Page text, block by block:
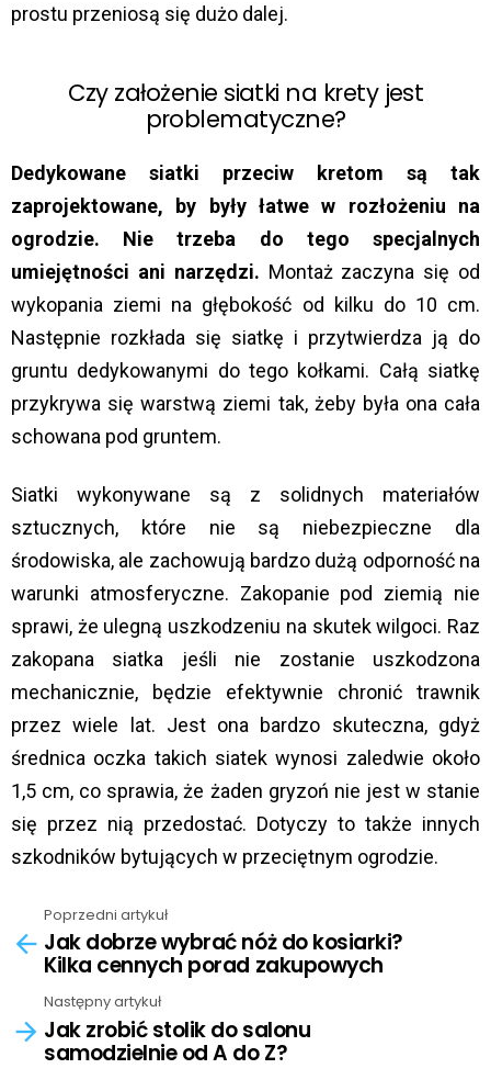
prostu przeniosą się dużo dalej.
Czy założenie siatki na krety jest
problematyczne?
Dedykowane siatki przeciw kretom są tak
zaprojektowane, by były łatwe w rozłożeniu na
ogrodzie. Nie trzeba do tego specjalnych
umiejętności ani narzędzi. Montaż zaczyna się od
wykopania ziemi na głębokość od kilku do 10 cm.
Następnie rozkłada się siatkę i przytwierdza ją do
gruntu dedykowanymi do tego kołkami. Całą siatkę
przykrywa się warstwą ziemi tak, żeby była ona cała
schowana pod gruntem.
Siatki wykonywane są z solidnych materiałów
sztucznych, które nie są niebezpieczne dla
środowiska, ale zachowują bardzo dużą odporność na
warunki atmosferyczne. Zakopanie pod ziemią nie
sprawi, że ulegną uszkodzeniu na skutek wilgoci. Raz
zakopana siatka jeśli nie zostanie uszkodzona
mechanicznie, będzie efektywnie chronić trawnik
przez wiele lat. Jest ona bardzo skuteczna, gdyż
średnica oczka takich siatek wynosi zaledwie około
1,5 cm, co sprawia, że żaden gryzoń nie jest w stanie
się przez nią przedostać. Dotyczy to także innych
szkodników bytujących w przeciętnym ogrodzie.
more
Poprzedni artykuł
Jak dobrze wybrać nóż do kosiarki?
Kilka cennych porad zakupowych
Następny artykuł
Jak zrobić stolik do salonu
samodzielnie od A do Z?